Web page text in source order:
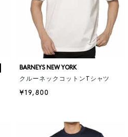
BARNEYS NEW YORK
クルーネックコットンTシャツ
¥19,800